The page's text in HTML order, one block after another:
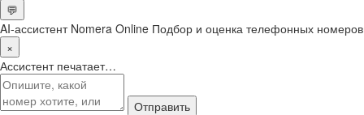
💬
AI-ассистент Nomera Online Подбор и оценка телефонных номеров
×
Ассистент печатает…
Отправить